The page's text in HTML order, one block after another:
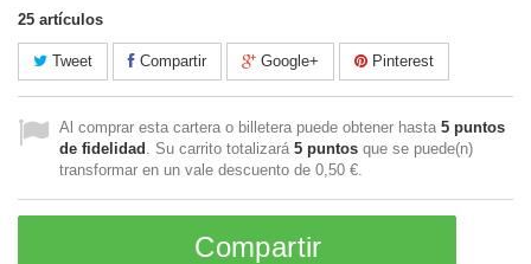
25 artículos
Tweet Compartir Google+ Pinterest
Al comprar esta cartera o billetera puede obtener hasta 5 puntos
de fidelidad . Su carrito totalizará 5 puntos que se puede(n)
transformar en un vale descuento de 0,50 €.
Compartir